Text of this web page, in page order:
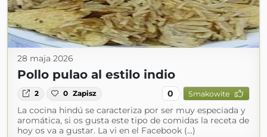
28 maja 2026
Pollo pulao al estilo indio
2 0 Zapisz 0 Smakowite
La cocina hindú se caracteriza por ser muy especiada y
aromática, si os gusta este tipo de comidas la receta de
hoy os va a gustar. La vi en el Facebook (...)